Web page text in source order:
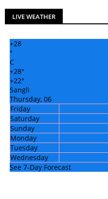
LIVE WEATHER
+28
°
C
+28°
+22°
Sangli
Thursday, 06
Friday
Saturday
Sunday
Monday
Tuesday
Wednesday
See 7-Day Forecast